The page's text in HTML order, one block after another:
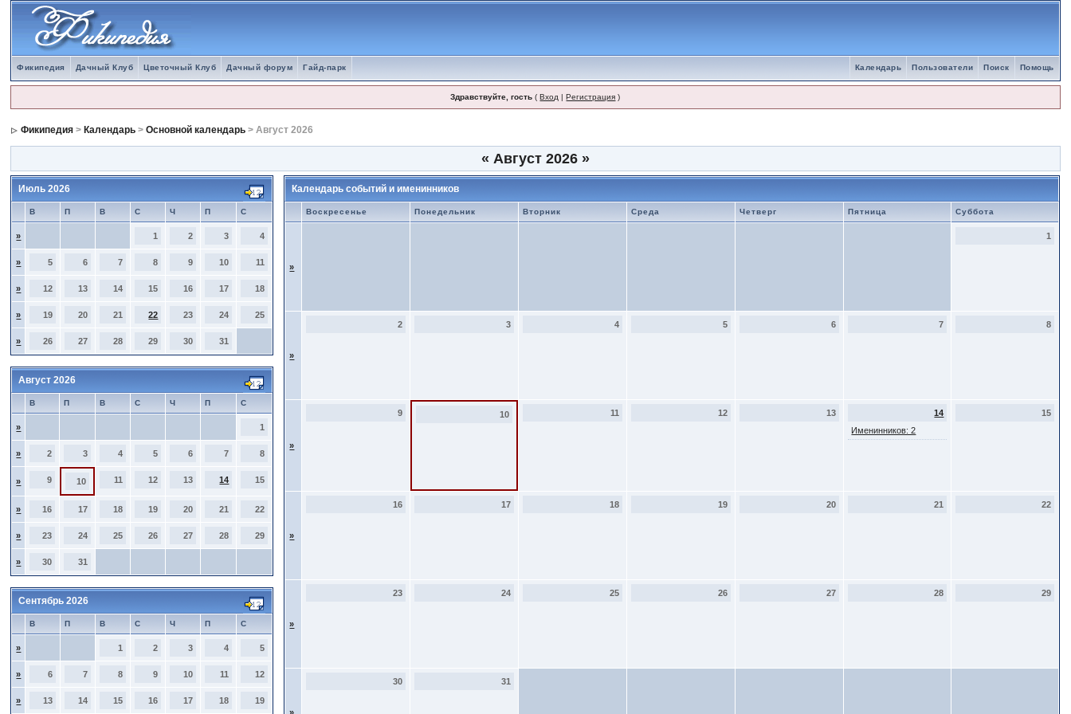
Фикипедия Дачный Клуб Цветочный Клуб Дачный форум Гайд-парк Помощь
Поиск
Пользователи
Календарь
Здравствуйте, гость (Вход |Регистрация )
Фикипедия > Календарь >Основной календарь > Август 2026
« Август 2026 »
Июль 2026
В П В С Ч П С
» 1 2 3 4
» 5 6 7 8 9 10 11
» 12 13 14 15 16 17 18
» 19 20 21 22 23 24 25
» 26 27 28 29 30 31
Август 2026
В П В С Ч П С
» 1
» 2 3 4 5 6 7 8
» 9 10 11 12 13 14 15
» 16 17 18 19 20 21 22
» 23 24 25 26 27 28 29
» 30 31
Сентябрь 2026
В П В С Ч П С
» 1 2 3 4 5
» 6 7 8 9 10 11 12
» 13 14 15 16 17 18 19
Календарь событий и именинников
Воскресенье Понедельник Вторник Среда Четверг Пятница Суббота
»
1
»
2 3 4 5 6 7 8
»
9 10 11 12 13
14
Именинников: 2
15
»
16 17 18 19 20 21 22
»
23 24 25 26 27 28 29
30 31